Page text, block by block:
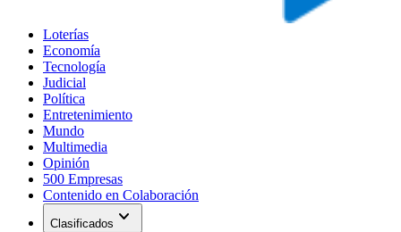
Loterías
Economía
Tecnología
Judicial
Política
Entretenimiento
Mundo
Multimedia
Opinión
500 Empresas
Contenido en Colaboración
Clasificados expand_more